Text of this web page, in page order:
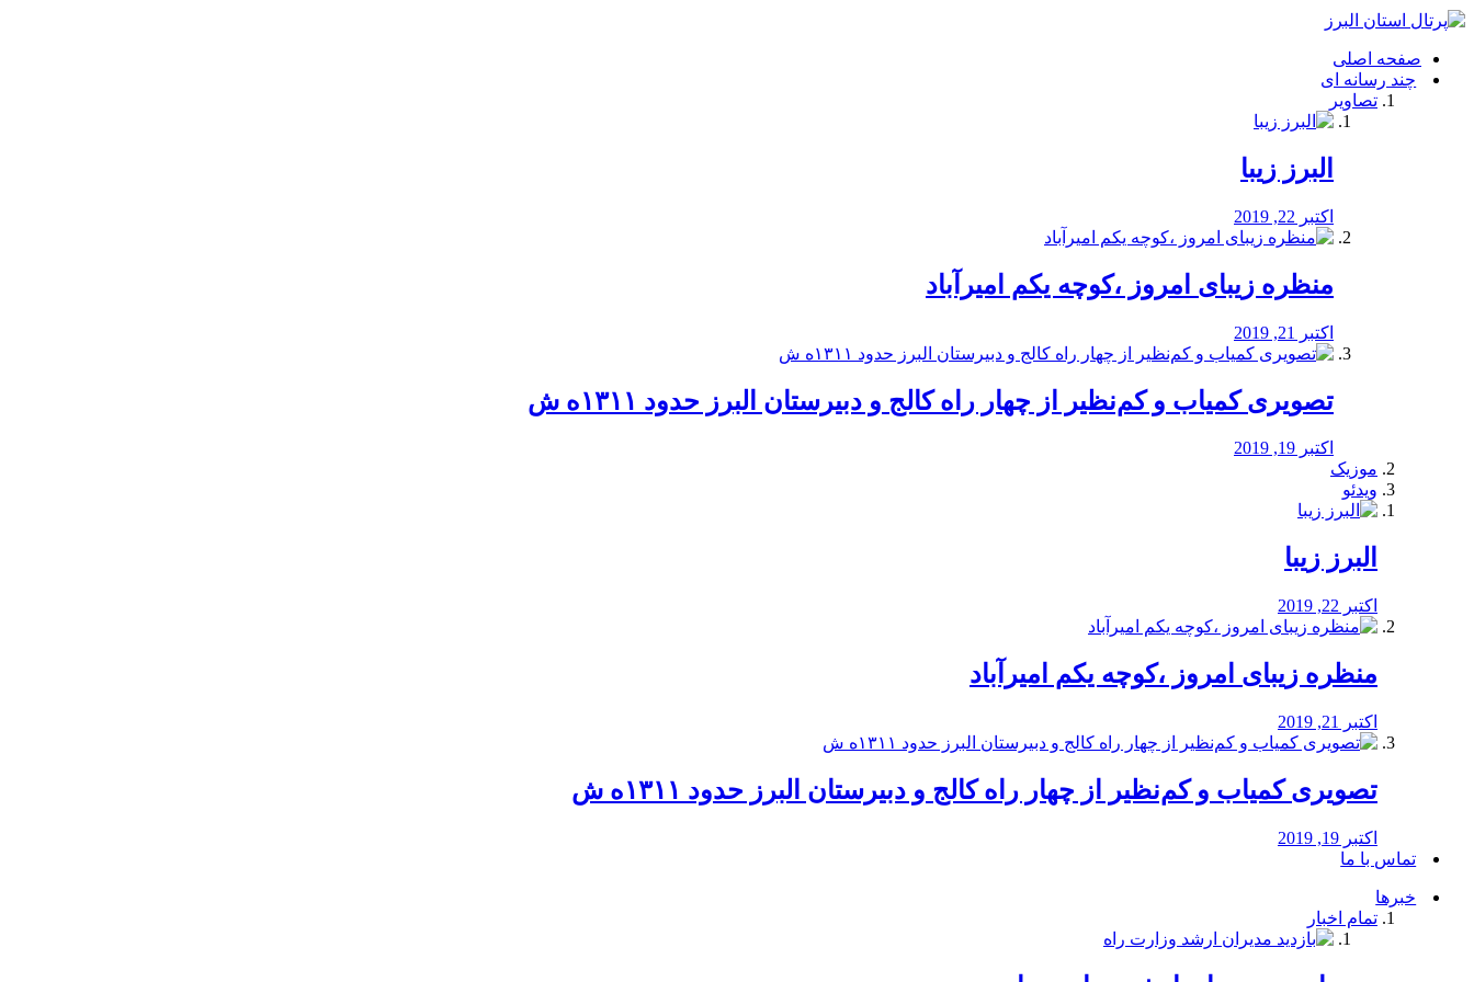
فصد
شرق
تهران
خشکشویی
صفحه اصلی
چند رسانه ای
تصاویر
البرز زیبا
اکتبر 22, 2019
منظره‌‌ زیبای امروز ،کوچه یکم امیرآباد
اکتبر 21, 2019
️تصویری کمیاب و کم‌نظیر از چهار راه كالج و دبيرستان البرز حدود ۱۳۱۱ه ش
اکتبر 19, 2019
موزیک
ویدئو
البرز زیبا
اکتبر 22, 2019
منظره‌‌ زیبای امروز ،کوچه یکم امیرآباد
اکتبر 21, 2019
️تصویری کمیاب و کم‌نظیر از چهار راه كالج و دبيرستان البرز حدود ۱۳۱۱ه ش
اکتبر 19, 2019
تماس با ما
خبرها
تمام اخبار